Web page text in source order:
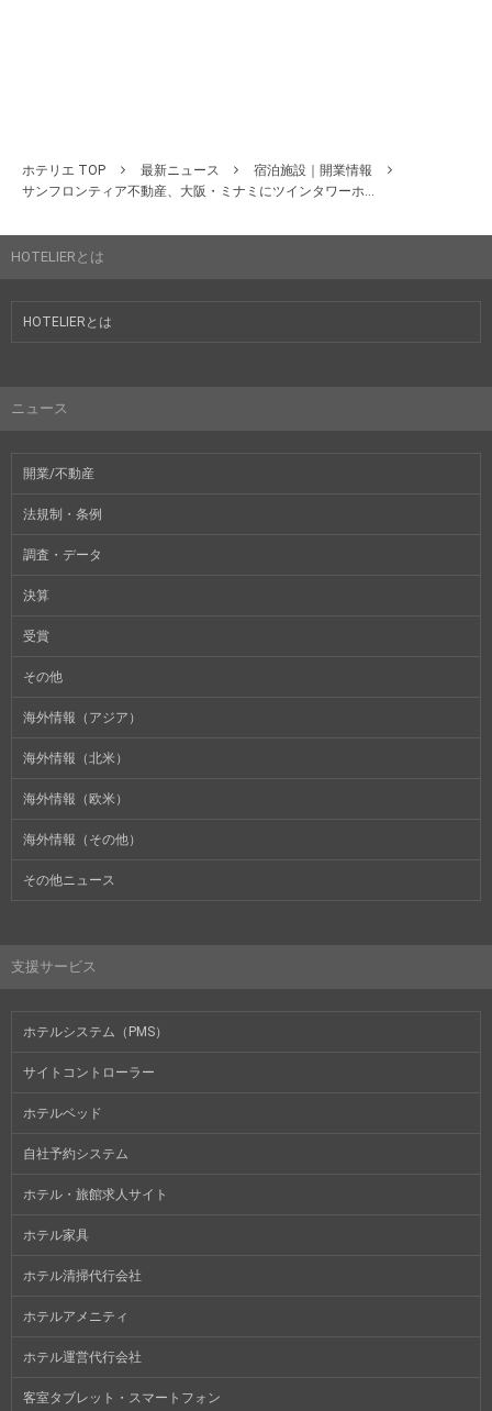
ホテリエ TOP 最新ニュース
宿泊施設｜開業情報
サンフロンティア不動産、大阪・ミナミにツインタワーホ...
HOTELIERとは
HOTELIERとは
ニュース
開業/不動産
法規制・条例
調査・データ
決算
受賞
その他
海外情報（アジア）
海外情報（北米）
海外情報（欧米）
海外情報（その他）
その他ニュース
支援サービス
ホテルシステム（PMS）
サイトコントローラー
ホテルベッド
自社予約システム
ホテル・旅館求人サイト
ホテル家具
ホテル清掃代行会社
ホテルアメニティ
ホテル運営代行会社
客室タブレット・スマートフォン